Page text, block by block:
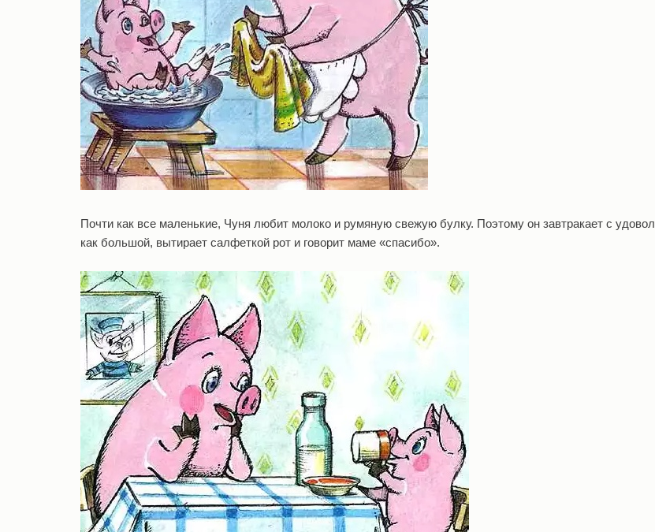
Почти как все маленькие, Чуня любит молоко и румяную свежую булку. Поэтому он завтракает с
как большой, вытирает салфеткой рот и говорит маме «спасибо».